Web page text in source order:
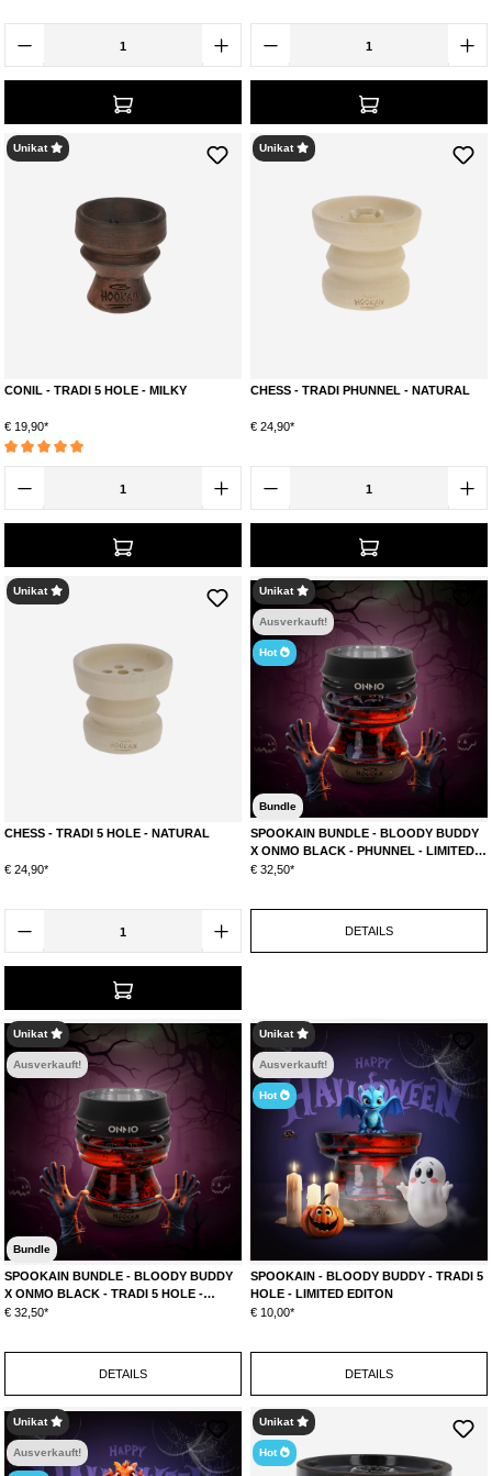
Unikat
CONIL - TRADI 5 HOLE - MILKY
€ 19,90*
Durchschnittliche Bewertung von 5 von 5 Sternen
Unikat
CHESS - TRADI PHUNNEL - NATURAL
€ 24,90*
Unikat
CHESS - TRADI 5 HOLE - NATURAL
€ 24,90*
Unikat
Ausverkauft!
Hot
Bundle
SPOOKAIN BUNDLE - BLOODY BUDDY
X ONMO BLACK - PHUNNEL - LIMITED
EDITON
€ 32,50*
DETAILS
Unikat
Ausverkauft!
Bundle
SPOOKAIN BUNDLE - BLOODY BUDDY
X ONMO BLACK - TRADI 5 HOLE -
LIMITED EDITON
€ 32,50*
DETAILS
Unikat
Ausverkauft!
Hot
SPOOKAIN - BLOODY BUDDY - TRADI 5
HOLE - LIMITED EDITON
€ 10,00*
DETAILS
Unikat
Ausverkauft!
Unikat
Hot